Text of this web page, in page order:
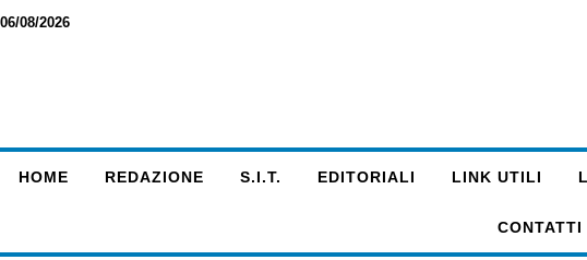
06/08/2026
HOME REDAZIONE S.I.T. EDITORIALI LINK UTILI
CONTATTI